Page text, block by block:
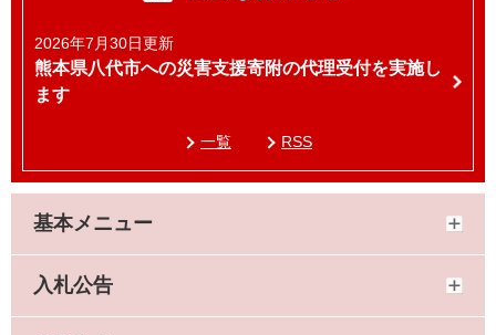
2026年7月30日更新
熊本県八代市への災害支援寄附の代理受付を実施し
ます
一覧 RSS
基本メニュー
入札公告